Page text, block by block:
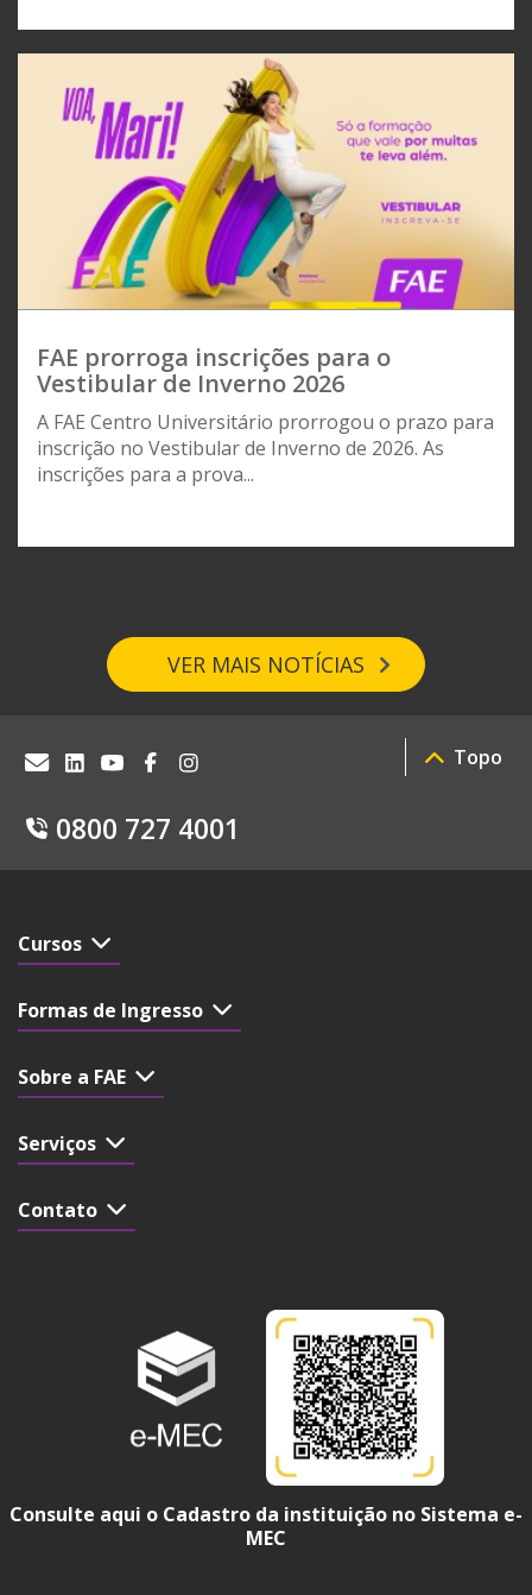
FAE prorroga inscrições para o
Vestibular de Inverno 2026
A FAE Centro Universitário prorrogou o prazo para
inscrição no Vestibular de Inverno de 2026. As
inscrições para a prova...
VER MAIS NOTÍCIAS
0800 727 4001
Topo
Cursos
Formas de Ingresso
Sobre a FAE
Serviços
Contato
Consulte aqui o Cadastro da instituição no Sistema e-
MEC